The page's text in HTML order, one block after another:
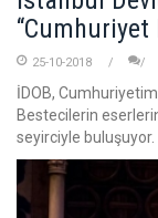
“Cumhuriyet
25-10-2018
İDOB,
Bestecilerin
seyirciyle buluşuyor.